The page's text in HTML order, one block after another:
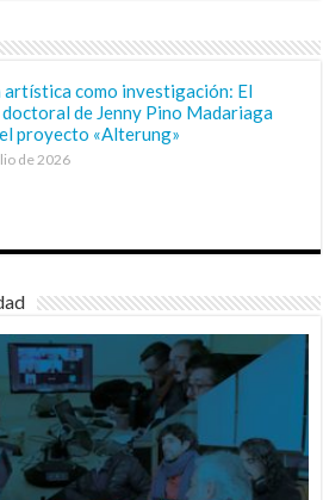
artística como investigación: El
de Jenny Pino Madariaga
proyecto «Alterung»
de 2026